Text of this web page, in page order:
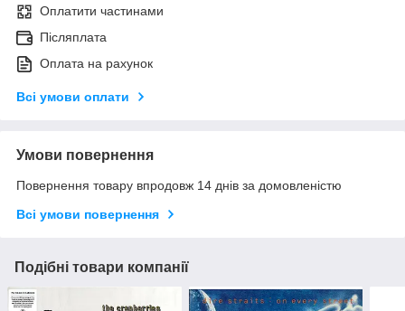
Оплатити частинами
Післяплата
Оплата на рахунок
Всі умови оплати
Умови повернення
Повернення товару впродовж 14 днів за домовленістю
Всі умови повернення
Подібні товари компанії